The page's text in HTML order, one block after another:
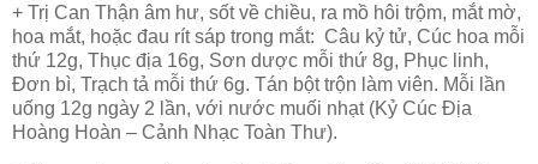
+ Trị Can Thận âm hư, sốt về chiều, ra mồ hôi trộm, mắt mờ,
hoa mắt, hoặc đau rít sáp trong mắt: Câu kỷ tử, Cúc hoa mỗi
thứ 12g, Thục địa 16g, Sơn dược mỗi thứ 8g, Phục linh,
Đơn bì, Trạch tả mỗi thứ 6g. Tán bột trộn làm viên. Mỗi lần
uống 12g ngày 2 lần, với nước muối nhạt (Kỷ Cúc Địa
Hoàng Hoàn – Cảnh Nhạc Toàn Thư).